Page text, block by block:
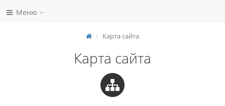
Меню
Карта сайта
Карта сайта